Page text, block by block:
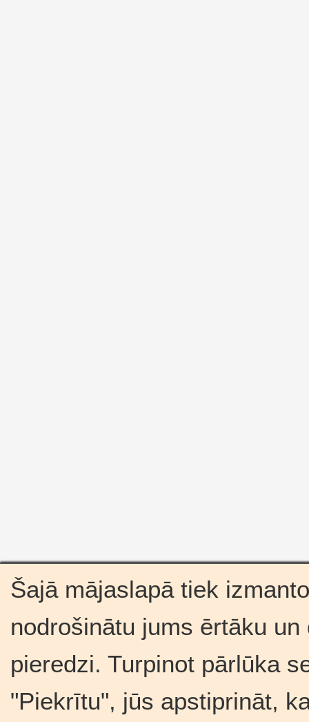
Šajā mājaslapā tiek
nodrošinātu jums ērtāku
pieredzi. Turpinot pārlūka
"Piekrītu", jūs apstiprināt,